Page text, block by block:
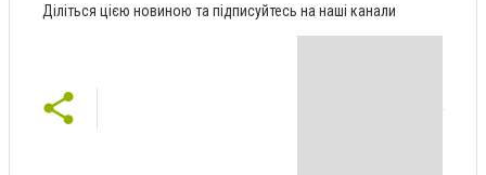
Діліться цією новиною та підписуйтесь на наші канали